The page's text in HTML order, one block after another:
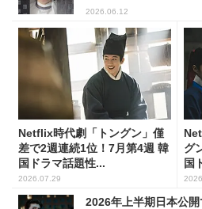
2026.06.12
Netflix時代劇「トングン」僅
差で2週連続1位！7月第4週 韓
国ドラマ話題性...
2026.07.29
グ
国
2026年上半期日本公